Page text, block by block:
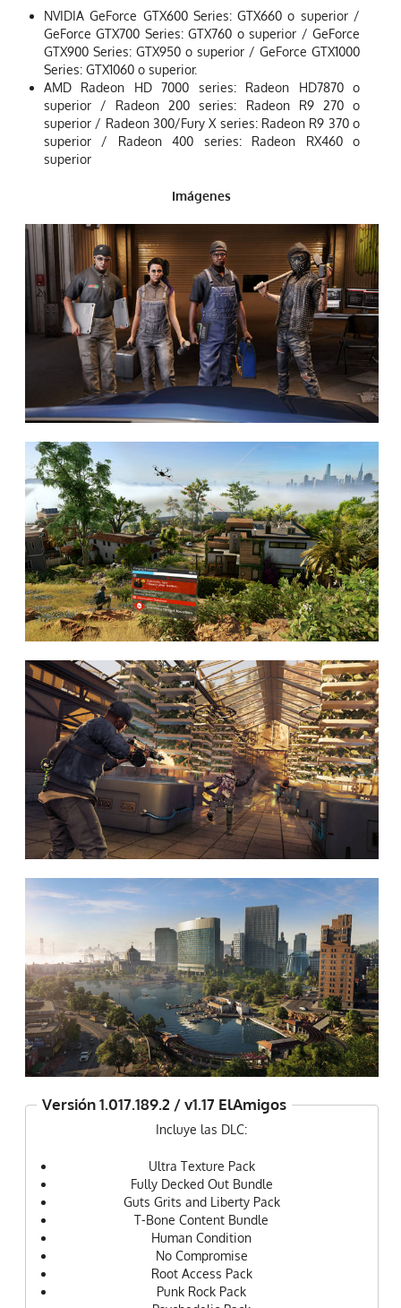
NVIDIA GeForce GTX600 Series: GTX660 o superior /
GeForce GTX700 Series: GTX760 o superior / GeForce
GTX900 Series: GTX950 o superior / GeForce GTX1000
Series: GTX1060 o superior.
AMD Radeon HD 7000 series: Radeon HD7870 o
superior / Radeon 200 series: Radeon R9 270 o
superior / Radeon 300/Fury X series: Radeon R9 370 o
superior / Radeon 400 series: Radeon RX460 o
superior
Imágenes
Versión 1.017.189.2 / v1.17 ElAmigos
Incluye las DLC:
Ultra Texture Pack
Fully Decked Out Bundle
Guts Grits and Liberty Pack
T-Bone Content Bundle
Human Condition
No Compromise
Root Access Pack
Punk Rock Pack